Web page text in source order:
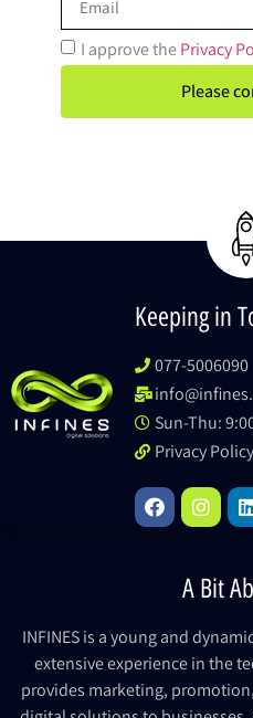
I approve thePrivacy
Please
Keeping in
077-5006090
Sun-Thu:
Privacy Policy
A Bit
INFINES is a young and
extensive experience in the
provides marketing,